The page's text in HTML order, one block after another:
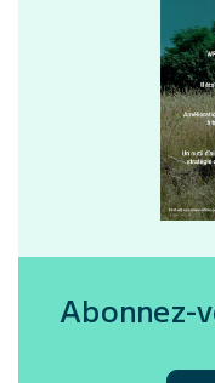
Abonnez-